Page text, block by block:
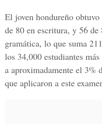
El joven hondureño
de 80 en escritura, y 56
gramática, lo que suma
los 34,000 estudiantes
a aproximadamente el 3%
que aplicaron a este